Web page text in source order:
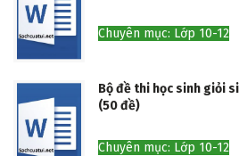
Chuyên mục: Lớp 10-12
Bộ đề thi học sinh giỏi
(50 đề)
Chuyên mục: Lớp 10-12